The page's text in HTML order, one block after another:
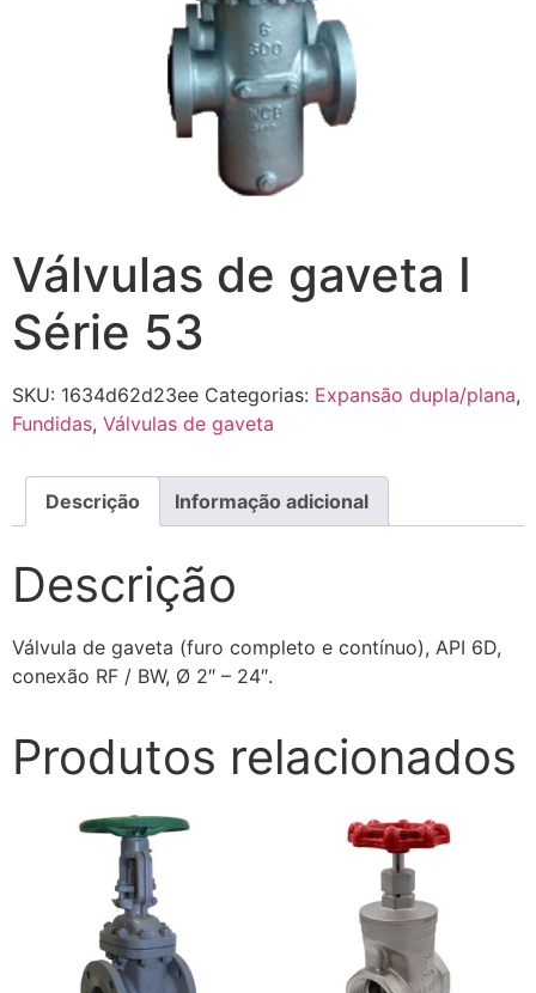
Válvulas de gaveta I
Série 53
SKU: 1634d62d23ee Categorias: Expansão dupla/plana,
Fundidas, Válvulas de gaveta
Descrição Informação adicional
Descrição
Válvula de gaveta (furo completo e contínuo), API 6D,
conexão RF / BW, Ø 2″ – 24″.
Produtos relacionados